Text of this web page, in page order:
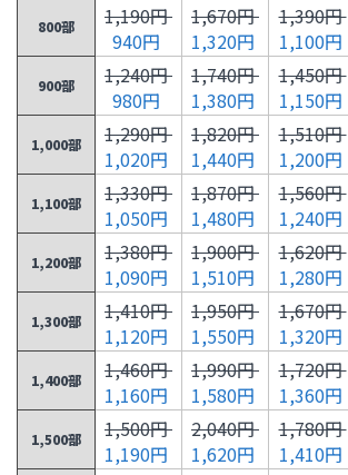
800部
1,190円
940円
1,670円
1,320円
1,390円
1,100円
900部
1,240円
980円
1,740円
1,380円
1,450円
1,150円
1,000部
1,290円
1,020円
1,820円
1,440円
1,510円
1,200円
1,100部
1,330円
1,050円
1,870円
1,480円
1,560円
1,240円
1,200部
1,380円
1,090円
1,900円
1,510円
1,620円
1,280円
1,300部
1,410円
1,120円
1,950円
1,550円
1,670円
1,320円
1,400部
1,460円
1,160円
1,990円
1,580円
1,720円
1,360円
1,500部
1,500円
1,190円
2,040円
1,620円
1,780円
1,410円